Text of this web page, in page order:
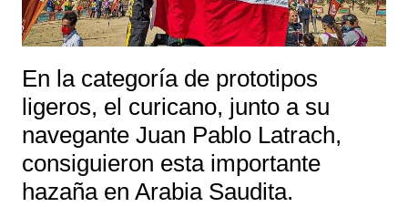
En la categoría de prototipos
ligeros, el curicano, junto a su
navegante Juan Pablo Latrach,
consiguieron esta importante
hazaña en Arabia Saudita.